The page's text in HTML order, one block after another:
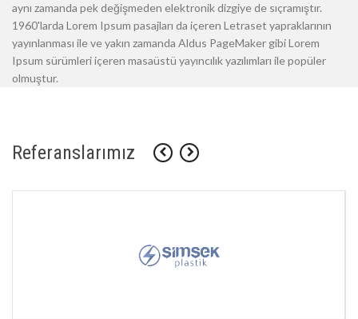
aynı zamanda pek değişmeden elektronik dizgiye de sıçramıştır.
1960'larda Lorem Ipsum pasajları da içeren Letraset yapraklarının
yayınlanması ile ve yakın zamanda Aldus PageMaker gibi Lorem
Ipsum sürümleri içeren masaüstü yayıncılık yazılımları ile popüler
olmuştur.
Referanslarımız